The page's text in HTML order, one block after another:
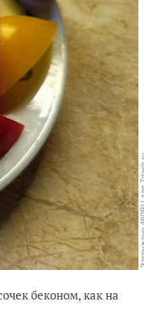
беконом, как на